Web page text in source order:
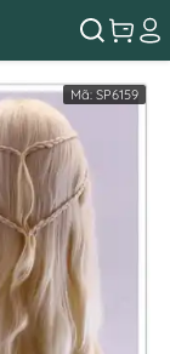
Mã: SP6159